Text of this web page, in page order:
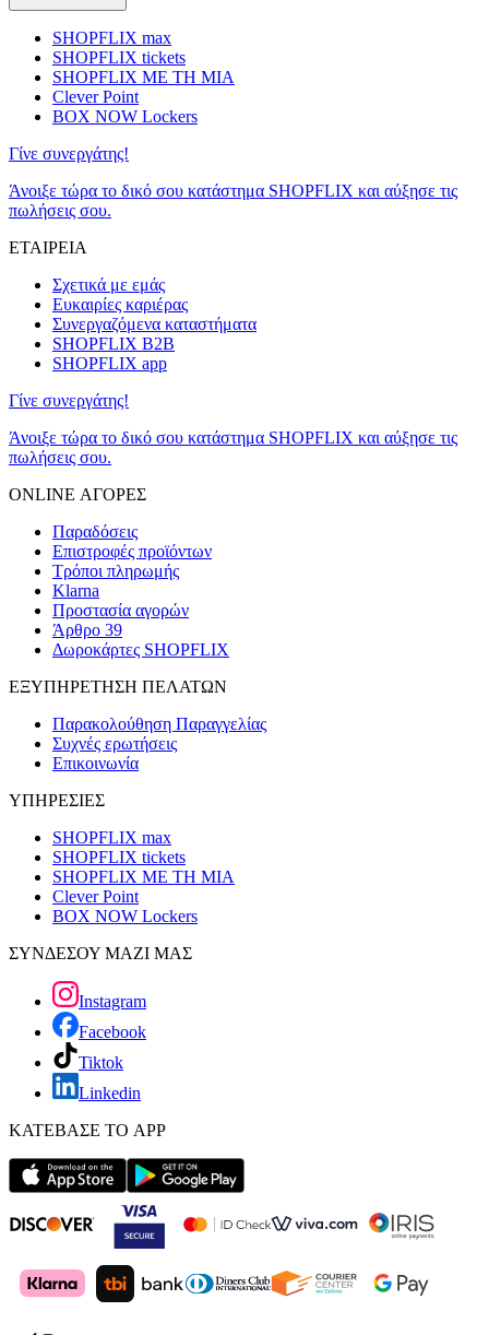
SHOPFLIX max
SHOPFLIX tickets
SHOPFLIX ΜΕ ΤΗ ΜΙΑ
Clever Point
BOX NOW Lockers
Γίνε συνεργάτης!
Άνοιξε τώρα το δικό σου κατάστημα SHOPFLIX και αύξησε τις
πωλήσεις σου.
ΕΤΑΙΡΕΙΑ
Σχετικά με εμάς
Ευκαιρίες καριέρας
Συνεργαζόμενα καταστήματα
SHOPFLIX B2B
SHOPFLIX app
Γίνε συνεργάτης!
Άνοιξε τώρα το δικό σου κατάστημα SHOPFLIX και αύξησε τις
πωλήσεις σου.
ONLINE ΑΓΟΡΕΣ
Παραδόσεις
Επιστροφές προϊόντων
Τρόποι πληρωμής
Klarna
Προστασία αγορών
Άρθρο 39
Δωροκάρτες SHOPFLIX
ΕΞΥΠΗΡΕΤΗΣΗ ΠΕΛΑΤΩΝ
Παρακολούθηση Παραγγελίας
Συχνές ερωτήσεις
Επικοινωνία
ΥΠΗΡΕΣΙΕΣ
SHOPFLIX max
SHOPFLIX tickets
SHOPFLIX ΜΕ ΤΗ ΜΙΑ
Clever Point
BOX NOW Lockers
ΣΥΝΔΕΣΟΥ ΜΑΖΙ ΜΑΣ
Instagram
Facebook
Tiktok
Linkedin
ΚΑΤΕΒΑΣΕ ΤΟ APP